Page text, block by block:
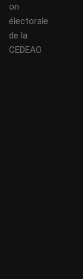
on
électorale
de la
CEDEAO